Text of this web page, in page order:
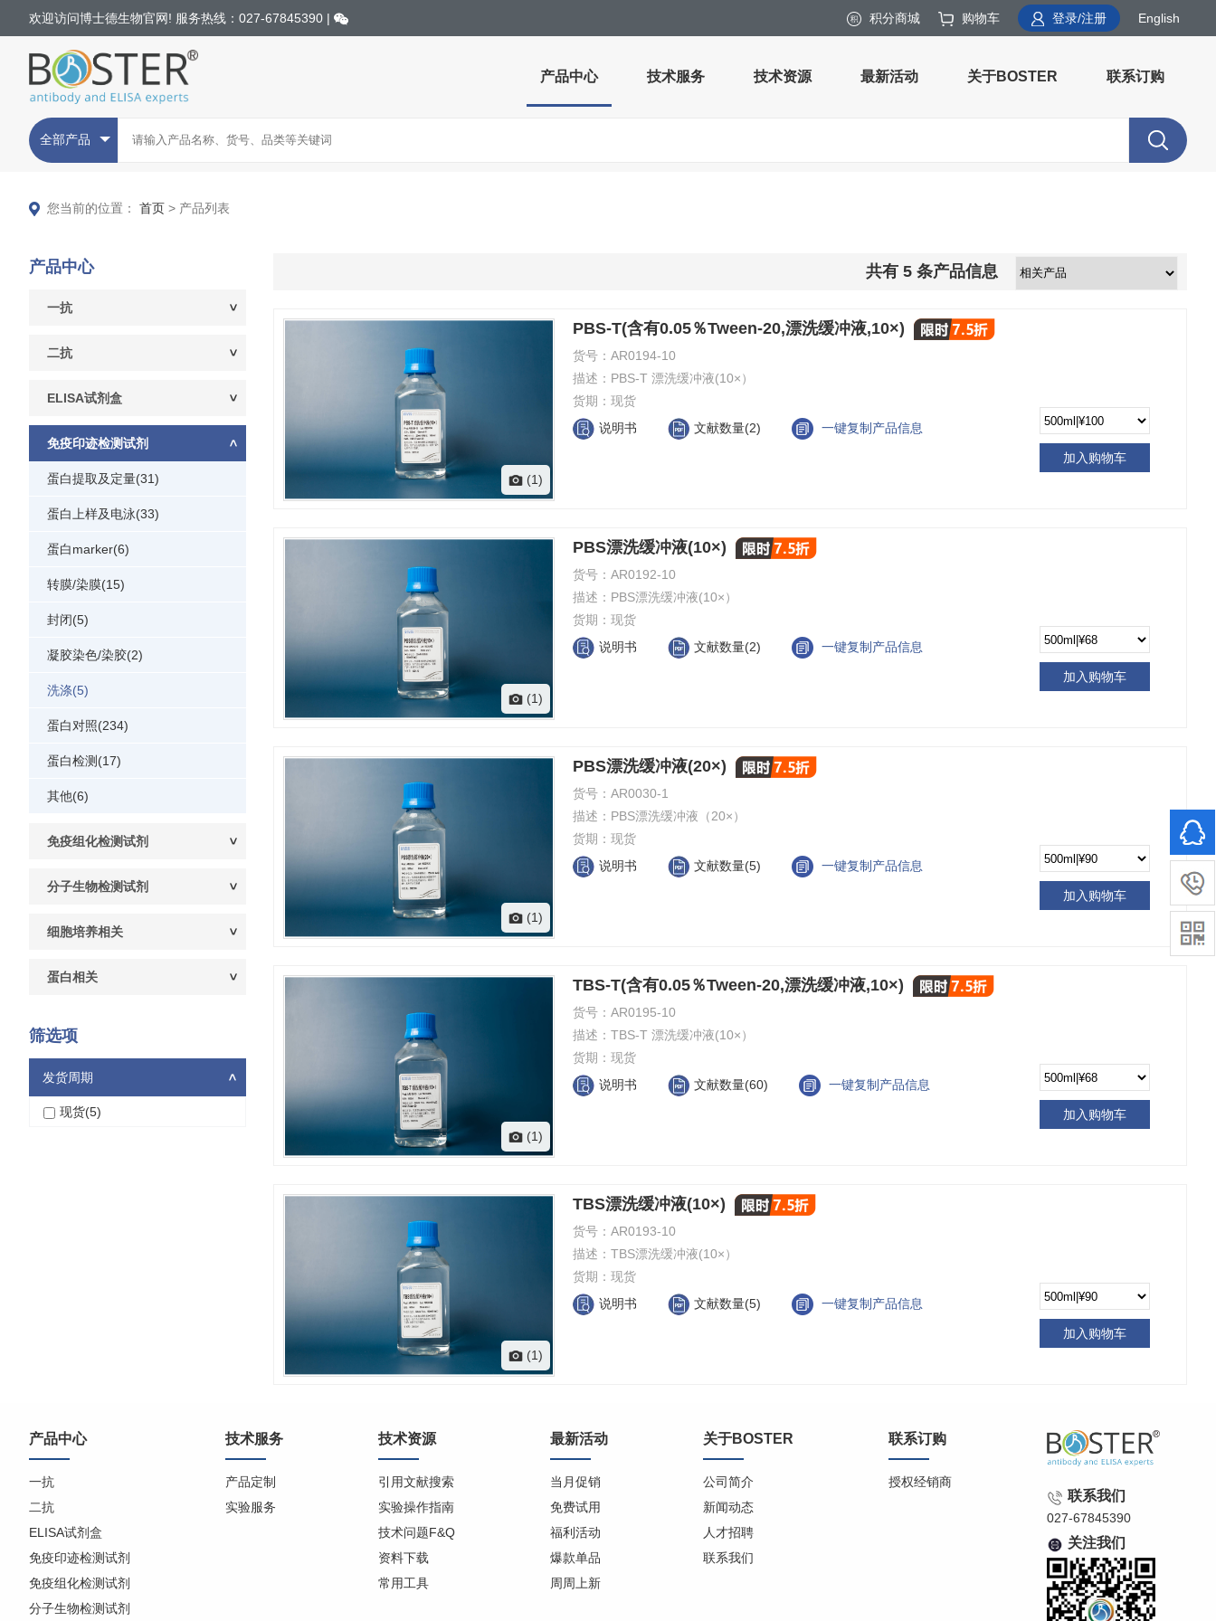
欢迎访问博士德生物官网! 服务热线：027-67845390 | 积分商城 购物车 登录/注册 English
产品中心 技术服务 技术资源 最新活动 关于BOSTER 联系订购
全部产品
您当前的位置： 首页 > 产品列表
产品中心
一抗
二抗
ELISA试剂盒
免疫印迹检测试剂
蛋白提取及定量(31)
蛋白上样及电泳(33)
蛋白marker(6)
转膜/染膜(15)
封闭(5)
凝胶染色/染胶(2)
洗涤(5)
蛋白对照(234)
蛋白检测(17)
其他(6)
免疫组化检测试剂
分子生物检测试剂
细胞培养相关
蛋白相关
筛选项
发货周期 >
现货(5)
共有 5 条产品信息
(1)
PBS-T(含有0.05％Tween-20,漂洗缓冲液,10×)
货号： AR0194-10
描述： PBS-T 漂洗缓冲液(10×）
货期： 现货
说明书
文献数量(2) 一键复制产品信息
加入购物车
(1)
PBS漂洗缓冲液(10×)
货号： AR0192-10
描述： PBS漂洗缓冲液(10×）
货期： 现货
说明书
文献数量(2) 一键复制产品信息
加入购物车
(1)
PBS漂洗缓冲液(20×)
货号： AR0030-1
描述： PBS漂洗缓冲液（20×）
货期： 现货
说明书
文献数量(5) 一键复制产品信息
加入购物车
(1)
TBS-T(含有0.05％Tween-20,漂洗缓冲液,10×)
货号： AR0195-10
描述： TBS-T 漂洗缓冲液(10×）
货期： 现货
说明书
文献数量(60) 一键复制产品信息
加入购物车
(1)
TBS漂洗缓冲液(10×)
货号： AR0193-10
描述： TBS漂洗缓冲液(10×）
货期： 现货
说明书
文献数量(5) 一键复制产品信息
加入购物车
产品中心
一抗
二抗
ELISA试剂盒
免疫印迹检测试剂
免疫组化检测试剂
分子生物检测试剂
技术服务
产品定制
实验服务
技术资源
引用文献搜索
实验操作指南
技术问题F&Q
资料下载
常用工具
最新活动
当月促销
免费试用
福利活动
爆款单品
周周上新
关于BOSTER
公司简介
新闻动态
人才招聘
联系我们
联系订购
授权经销商
联系我们
027-67845390
关注我们